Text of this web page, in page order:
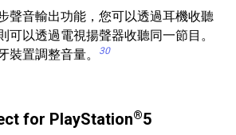
聲音輸出功能，您可以透過耳機收聽
可以透過電視揚聲器收聽同一節目。
裝置調整音量。
30
for PlayStation®5